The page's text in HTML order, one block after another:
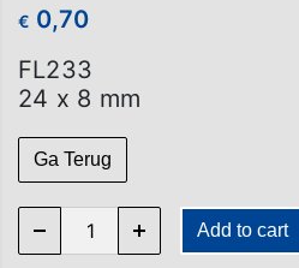
€ 0,70
FL233
24 x 8 mm
Ga Terug
FL 233 quantity Add to cart